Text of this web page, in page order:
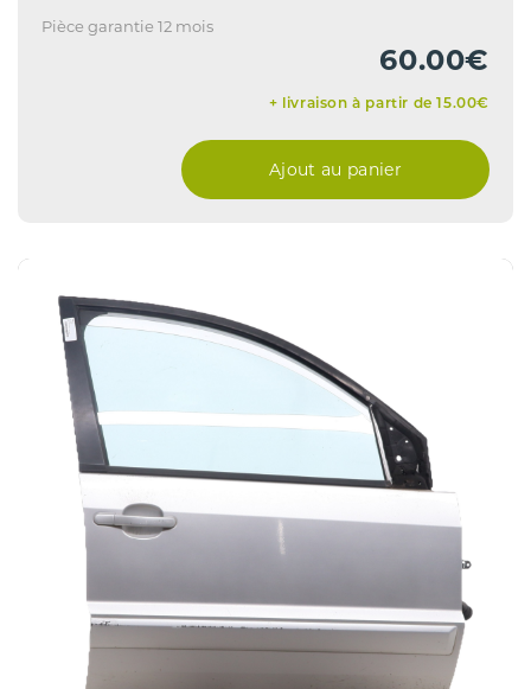
Pièce garantie 12 mois
60.00€
+ livraison à partir de 15.00€
Ajout au panier